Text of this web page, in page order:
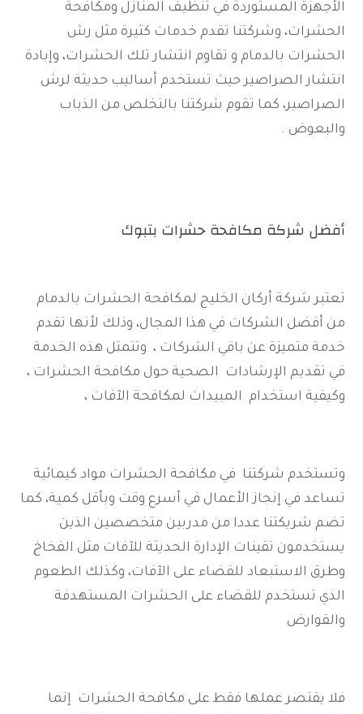
الأجهزة المستوردة في تنظيف المنازل ومكافحة
الحشرات، وشركتنا تقدم خدمات كثيرة مثل رش
الحشرات بالدمام و تقاوم انتشار تلك الحشرات، وإبادة
انتشار الصراصير حيث تستخدم أساليب حديثة لرش
الصراصير، كما تقوم شركتنا بالتخلص من الذباب
والبعوض .
أفضل شركة مكافحة حشرات بتبوك
تعتبر شركة أركان الخليج لمكافحة الحشرات بالدمام
من أفضل الشركات في هذا المجال، وذلك لأنها تقدم
خدمة متميزة عن باقي الشركات ، وتتمثل هذه الخدمة
في تقديم الإرشادات الصحية حول مكافحة الحشرات ،
وكيفية استخدام المبيدات لمكافحة الآفات ،
وتستخدم شركتنا في مكافحة الحشرات مواد كيمائية
تساعد في إنجاز الأعمال في أسرع وقت وبأقل كمية، كما
تضم شريكتنا عددا من مدربين متخصصين الذين
يستخدمون تقينات الإدارة الحديثة للآفات مثل الفخاخ
وطرق الاستبعاد للقضاء على الآفات، وكذلك الطعوم
الذي تستخدم للقضاء على الحشرات المستهدفة
والقوارض
فلا يقتصر عملها فقط على مكافحة الحشرات إنما